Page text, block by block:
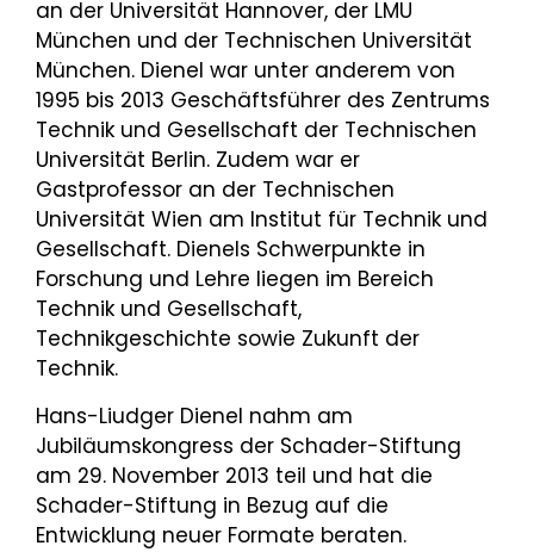
an der Universität Hannover, der LMU
München und der Technischen Universität
München. Dienel war unter anderem von
1995 bis 2013 Geschäftsführer des Zentrums
Technik und Gesellschaft der Technischen
Universität Berlin. Zudem war er
Gastprofessor an der Technischen
Universität Wien am Institut für Technik und
Gesellschaft. Dienels Schwerpunkte in
Forschung und Lehre liegen im Bereich
Technik und Gesellschaft,
Technikgeschichte sowie Zukunft der
Technik.
Hans-Liudger Dienel nahm am
Jubiläumskongress der Schader-Stiftung
am 29. November 2013 teil und hat die
Schader-Stiftung in Bezug auf die
Entwicklung neuer Formate beraten.